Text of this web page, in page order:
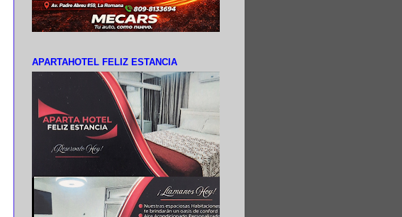
APARTAHOTEL FELIZ ESTANCIA